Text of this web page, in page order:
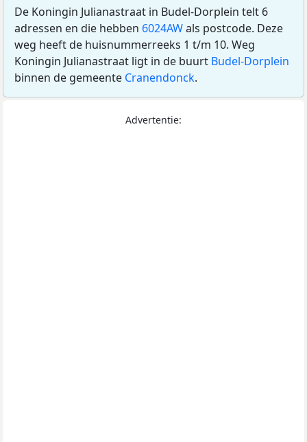
De Koningin Julianastraat in Budel-Dorplein telt 6
adressen en die hebben 6024AWals postcode. Deze
weg heeft de huisnummerreeks 1 t/m 10. Weg
Koningin Julianastraat ligt in de buurt Budel-Dorplein
binnen de gemeente Cranendonck.
Advertentie: